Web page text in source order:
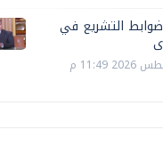
التشريع في